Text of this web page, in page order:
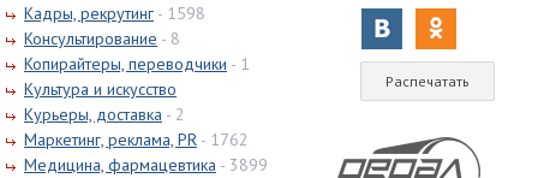
Кадры, рекрутинг - 1598
Консультирование - 8
Копирайтеры, переводчики - 1
Культура и искусство
Курьеры, доставка - 2
Маркетинг, реклама, PR - 1762
Медицина, фармацевтика - 3899